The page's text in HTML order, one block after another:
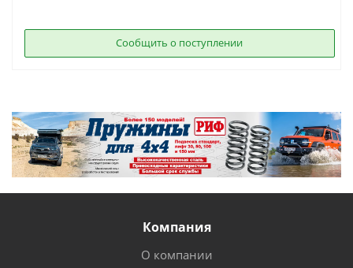
Сообщить о поступлении
Компания
О компании